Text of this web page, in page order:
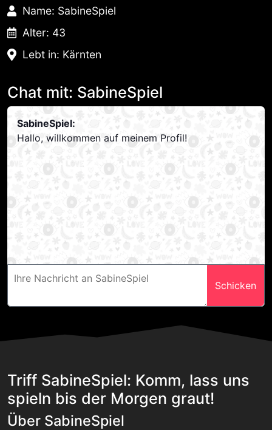
Name: SabineSpiel
Alter: 43
Lebt in: Kärnten
Chat mit: SabineSpiel
SabineSpiel:
Hallo, willkommen auf meinem Profil!
Schicken
Triff SabineSpiel: Komm, lass uns
spieln bis der Morgen graut!
Über SabineSpiel